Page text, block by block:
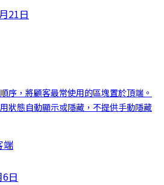
21日
序，將顧客最常使用的區塊置於頂端。
狀態自動顯示或隱藏，不提供手動隱藏
端
日